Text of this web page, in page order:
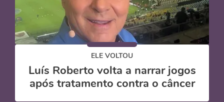
ELE VOLTOU
Luís Roberto volta a narrar jogos
após tratamento contra o câncer